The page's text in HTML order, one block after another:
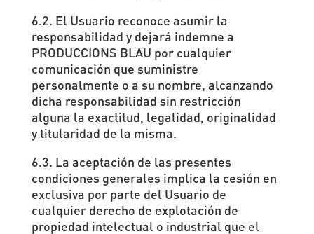
6.2. El Usuario reconoce asumir la
responsabilidad y dejará indemne a
PRODUCCIONS BLAU por cualquier
comunicación que suministre
personalmente o a su nombre, alcanzando
dicha responsabilidad sin restricción
alguna la exactitud, legalidad, originalidad
y titularidad de la misma.
6.3. La aceptación de las presentes
condiciones generales implica la cesión en
exclusiva por parte del Usuario de
cualquier derecho de explotación de
propiedad intelectual o industrial que el